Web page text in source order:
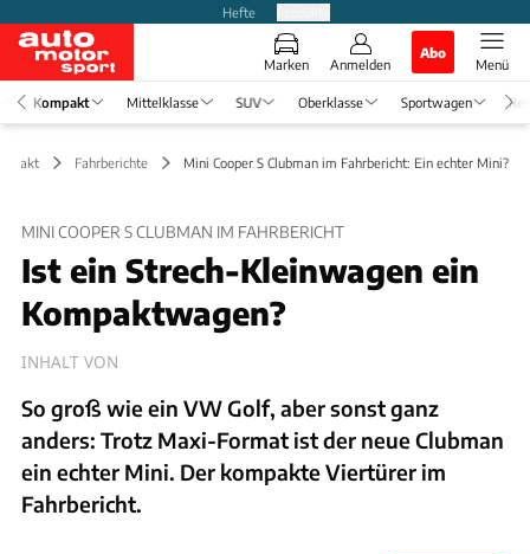
Hefte
Marken Anmelden
Abo
Menü
Kompakt Mittelklasse SUV Oberklasse Sportwagen
Fahrberichte Mini Cooper S Clubman im Fahrbericht: Ein echter Mini?
MINI COOPER S CLUBMAN IM FAHRBERICHT
Ist ein Strech-Kleinwagen ein
Kompaktwagen?
INHALT VON
So groß wie ein VW Golf, aber sonst ganz
anders: Trotz Maxi-Format ist der neue Clubman
ein echter Mini. Der kompakte Viertürer im
Fahrbericht.